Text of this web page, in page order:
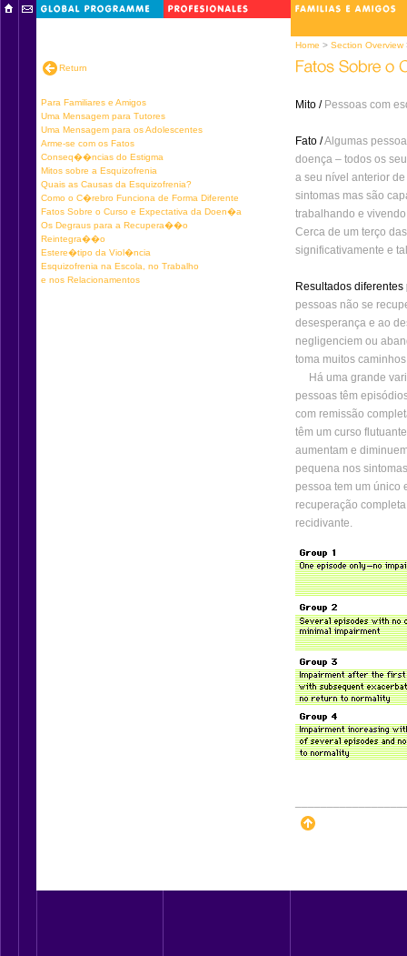
Home > Section Overview
Return
Para Familiares e Amigos
Uma Mensagem para Tutores
Uma Mensagem para os Adolescentes
Arme-se com os Fatos
Conseq��ncias do Estigma
Mitos sobre a Esquizofrenia
Quais as Causas da Esquizofrenia?
Como o C�rebro Funciona de Forma Diferente
Fatos Sobre o Curso e Expectativa da Doen�a
Os Degraus para a Recupera��o
Reintegra��o
Estere�tipo da Viol�ncia
Esquizofrenia na Escola, no Trabalho
e nos Relacionamentos
Mito / Pessoas com
Fato /Algumas
doença – todos os
a seu nível anterior
sintomas mas são
trabalhando e
Cerca de um terço
significativamente e
Resultados
pessoas não se
desesperança e ao
negligenciem ou
toma muitos
Há uma grande
pessoas têm
com remissão
têm um curso
aumentam e
pequena nos
pessoa tem um único
recuperação
recidivante.